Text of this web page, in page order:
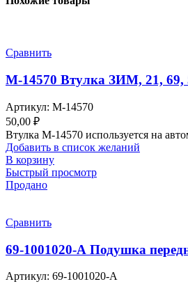
Сравнить
М-14570 Втулка ЗИМ, 21, 69,
Артикул: М-14570
50,00 ₽
Втулка М-14570 используется на
Добавить в список желаний
В корзину
Быстрый просмотр
Продано
Сравнить
69-1001020-А Подушка
Артикул: 69-1001020-А